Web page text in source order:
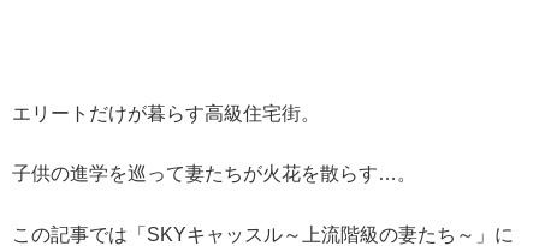
エリートだけが暮らす高級住宅街。
子供の進学を巡って妻たちが火花を散らす…。
この記事では「SKYキャッスル～上流階級の妻たち～」に